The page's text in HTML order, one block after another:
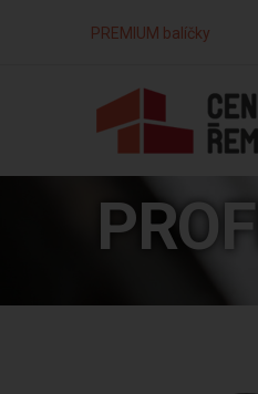
PREMIUM balíčky